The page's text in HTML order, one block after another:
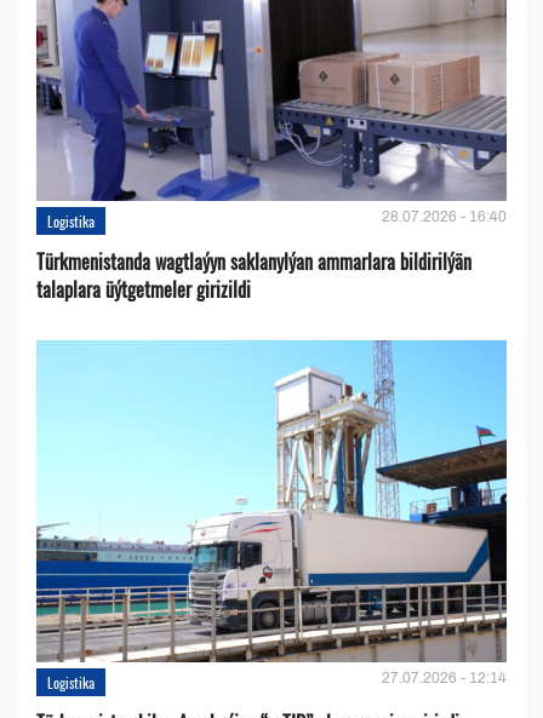
Logistika 28.07.2026 - 16:40
Türkmenistanda wagtlaýyn saklanylýan ammarlara bildirilýän
talaplara üýtgetmeler girizildi
Logistika 27.07.2026 - 12:14